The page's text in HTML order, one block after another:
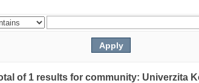
of 1 results for community: Univerzita